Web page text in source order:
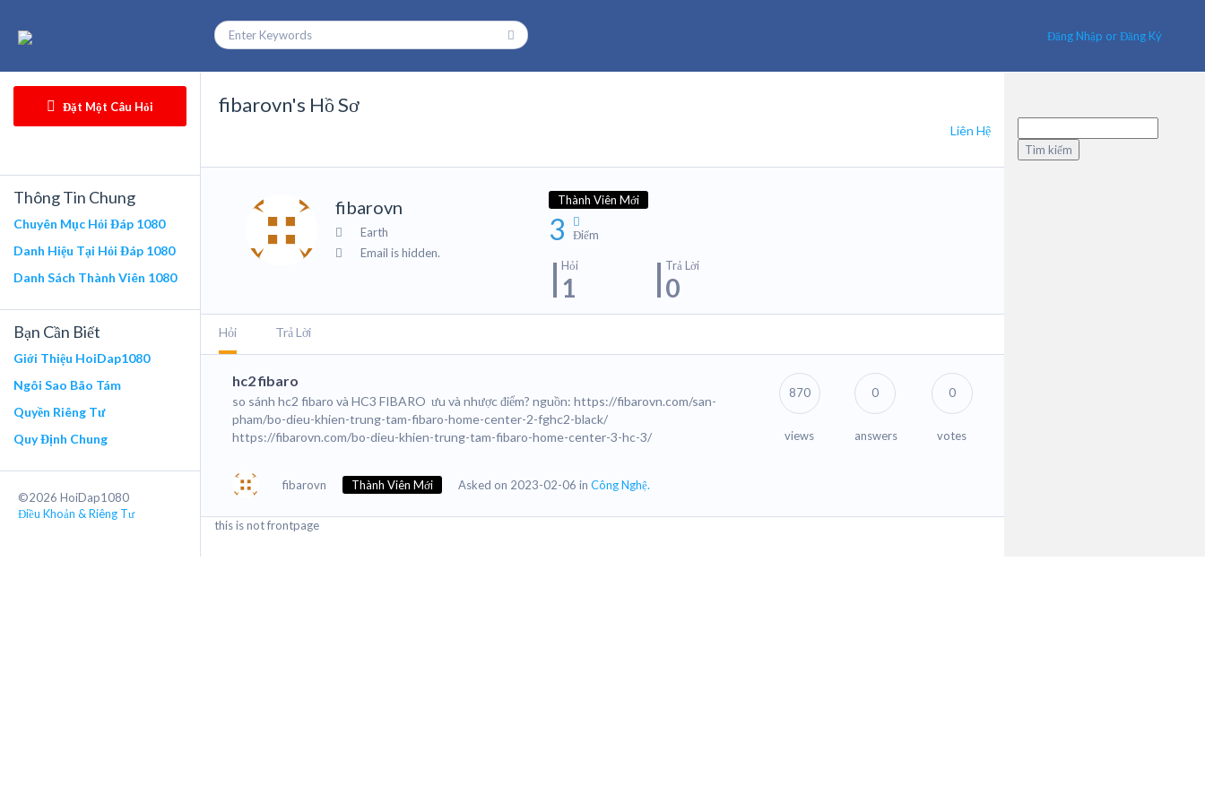
Đăng Nhập or Đăng Ký
Đặt Một Câu Hỏi
Thông Tin Chung
Chuyên Mục Hỏi Đáp 1080
Danh Hiệu Tại Hỏi Đáp 1080
Danh Sách Thành Viên 1080
Bạn Cần Biết
Giới Thiệu HoiDap1080
Ngôi Sao Bão Tám
Quyền Riêng Tư
Quy Định Chung
©2026 HoiDap1080
Điều Khoản & Riêng Tư
fibarovn's Hồ Sơ
Liên Hệ
fibarovn
Earth
Email is hidden.
Thành Viên Mới
3 Điểm
Hỏi
1
Trả Lời
0
Hỏi Trả Lời
hc2 fibaro
so sánh hc2 fibaro và HC3 FIBARO ưu và nhược điểm? nguồn: https://fibarovn.com/san-
pham/bo-dieu-khien-trung-tam-fibaro-home-center-2-fghc2-black/
https://fibarovn.com/bo-dieu-khien-trung-tam-fibaro-home-center-3-hc-3/
fibarovn Thành Viên Mới Asked on 2023-02-06 in Công Nghệ.
870
views
0
answers
0
votes
this is not frontpage
kiếm
cho: